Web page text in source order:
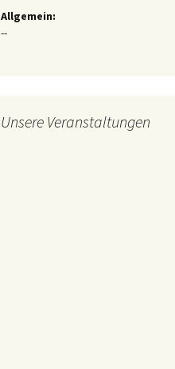
Allgemein:
--
Unsere Veranstaltungen